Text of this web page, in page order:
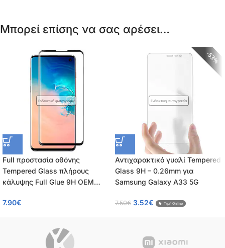
Μπορεί επίσης να σας αρέσει…
Ενδεικτική φωτογραφία
Full προστασία οθόνης
Tempered Glass πλήρους
κάλυψης Full Glue 9H OEM
A33 5G
7.90€
Ενδεικτική φωτογραφία
53%
Αντιχαρακτικό γυαλί Tempered
Glass 9H – 0.26mm για
Samsung Galaxy A33 5G
7.50€ 3.52€ Τιμή Online